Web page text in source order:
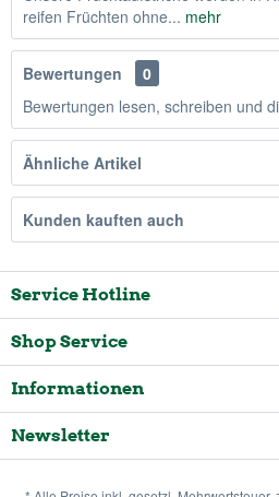
reifen Früchten ohne... mehr
Bewertungen
0
Bewertungen lesen, schreiben und
Ähnliche Artikel
Kunden kauften auch
Service Hotline
Shop Service
Informationen
Newsletter